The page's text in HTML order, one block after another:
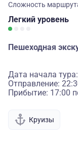
Сложность
Легкий уровень
Пешеходная
Дата начала
Отправление:
Прибытие: 17:00
Круизы